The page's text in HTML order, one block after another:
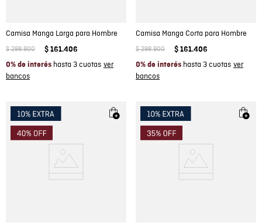
Camisa Manga Larga para Hombre
$ 298.900 $ 161.406
0% de interés hasta 3 cuotas
Camisa Manga Corta para Hombre
$ 298.900 $ 161.406
0% de interés hasta 3 cuotas